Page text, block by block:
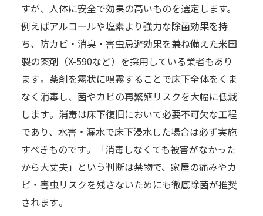
すが、人体に安全で効果の高いものを選定します。
例えばアルコールや塩素より強力な除菌効果を持
ち、防カビ・消臭・害虫忌避効果を兼ね備えた米国
製の薬剤（X-590など）を採用している業者もあり
ます​。薬剤を霧状に噴霧することで床下全体をくま
なく消毒し、菌やカビの再繁殖リスクを大幅に低減
します​。消毒は床下復旧において必要不可欠な工程
であり、水害・漏水で床下浸水した場合は必ず実施
すべきものです​。「消毒しなくても被害がなかった
から大丈夫」という判断は禁物で、家屋の痛みやカ
ビ・害虫リスクを残さないためにも徹底除菌が推奨
されます​。